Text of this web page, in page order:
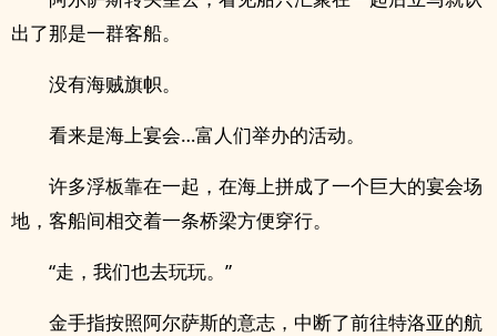
出了那是一群客船。
没有海贼旗帜。
看来是海上宴会…富人们举办的活动。
许多浮板靠在一起，在海上拼成了一个巨大的宴会场
地，客船间相交着一条桥梁方便穿行。
“走，我们也去玩玩。”
金手指按照阿尔萨斯的意志，中断了前往特洛亚的航